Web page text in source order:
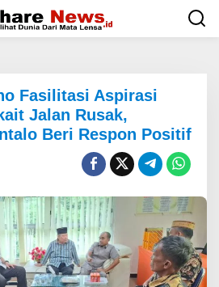
Fasilitasi Aspirasi
Jalan Rusak,
Beri Respon Positif